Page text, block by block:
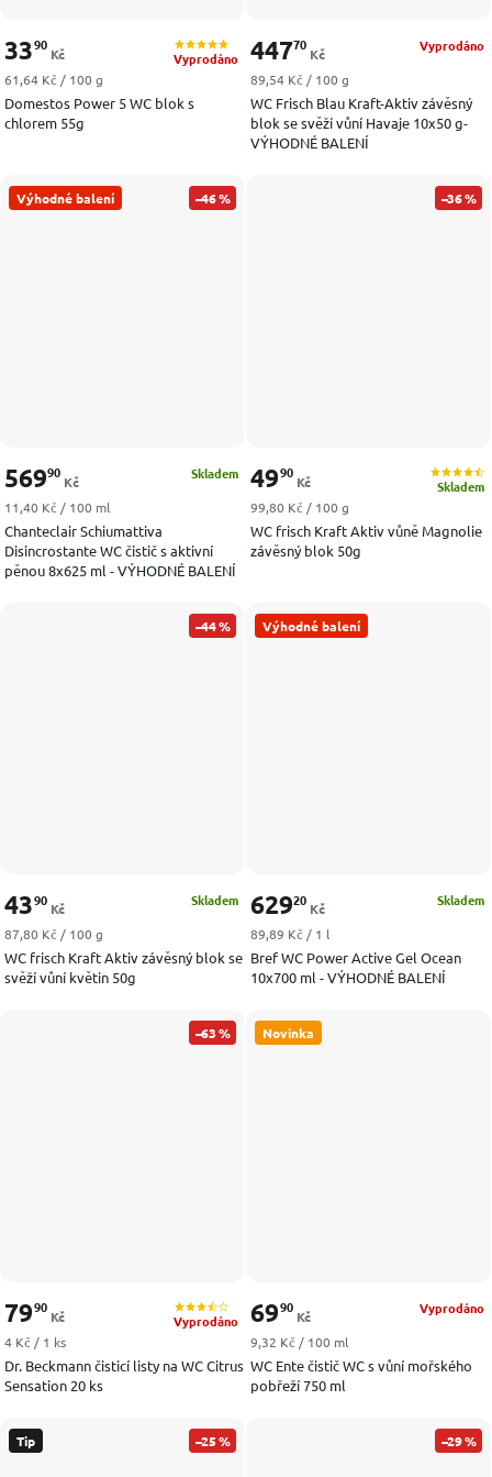
Domestos Power 5 WC blok s
chlorem 55g
Vyprodáno
3390
Kč
Měrná cena:
61,64 Kč / 100 g
WC Frisch Blau Kraft-Aktiv závěsný
blok se svěží vůní Havaje 10x50 g-
VÝHODNÉ BALENÍ
Vyprodáno
44770
Kč
Měrná cena:
89,54 Kč / 100 g
Výhodné balení –46 %
Chanteclair Schiumattiva
Disincrostante WC čistič s aktivní
pěnou 8x625 ml - VÝHODNÉ BALENÍ
Skladem
56990
Kč
Měrná cena:
11,40 Kč / 100 ml
–36 %
WC frisch Kraft Aktiv vůně Magnolie
závěsný blok 50g
Skladem
4990
Kč
Měrná cena:
99,80 Kč / 100 g
–44 %
WC frisch Kraft Aktiv závěsný blok se
svěží vůní květin 50g
Skladem
4390
Kč
Měrná cena:
87,80 Kč / 100 g
Výhodné balení
Bref WC Power Active Gel Ocean
10x700 ml - VÝHODNÉ BALENÍ
Skladem
62920
Kč
Měrná cena:
89,89 Kč / 1 l
–63 %
Dr. Beckmann čisticí listy na WC Citrus
Sensation 20 ks
Vyprodáno
7990
Kč
Měrná cena:
4 Kč / 1 ks
Novinka
WC Ente čistič WC s vůní mořského
pobřeží 750 ml
Vyprodáno
6990
Kč
Měrná cena:
9,32 Kč / 100 ml
Tip –25 % –29 %